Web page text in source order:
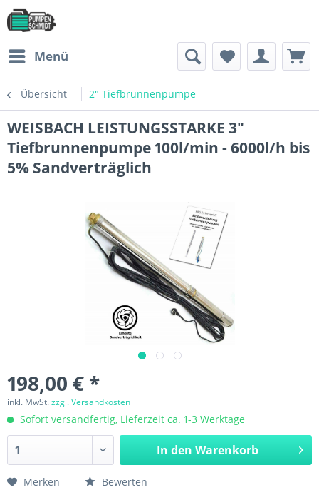
Menü
Übersicht 2" Tiefbrunnenpumpe
WEISBACH LEISTUNGSSTARKE 3"
Tiefbrunnenpumpe 100l/min - 6000l/h bis
5% Sandverträglich
198,00 € *
inkl. MwSt.zzgl. Versandkosten
Sofort versandfertig, Lieferzeit ca. 1-3 Werktage
In den Warenkorb
Merken Bewerten